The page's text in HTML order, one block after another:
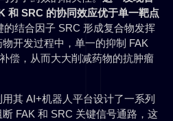
和 SRC 的协同效应优于单一靶点
的结合因子 SRC 形成复合物发挥
开发过程中，单一的抑制 FAK
偿，从而大大削减药物的抗肿瘤
其 AI+机器人平台设计了一系列
FAK 和 SRC 关键信号通路，这